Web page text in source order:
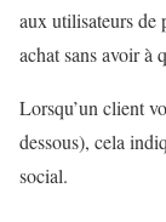
aux utilisateurs de
achat sans avoir à
Lorsqu’un client
dessous), cela
social.